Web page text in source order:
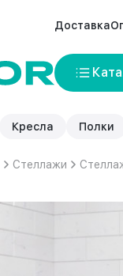
Доставка
Кресла Полки
Стеллажи